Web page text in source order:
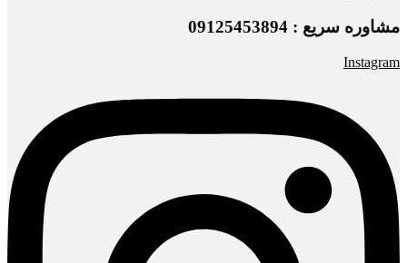
مشاوره سریع : 09125453894
Instagram